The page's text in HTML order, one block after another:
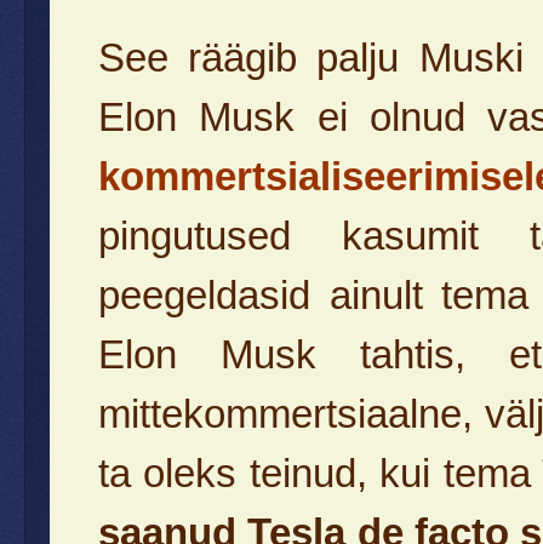
See räägib palju Muski
Elon Musk ei olnud
pingutused kasumit
peegeldasid ainult
Elon Musk tahtis,
mittekommertsiaalne,
ta oleks teinud, kui
saanud Tesla de facto